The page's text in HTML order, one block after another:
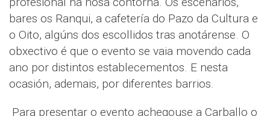
bares os Ranqui, a cafetería do Pazo da Cultura e
o Oito, algúns dos escollidos tras anotárense. O
obxectivo é que o evento se vaia movendo cada
ano por distintos establecementos. E nesta
ocasión, ademais, por diferentes barrios.
Para presentar o evento achegouse a Carballo o